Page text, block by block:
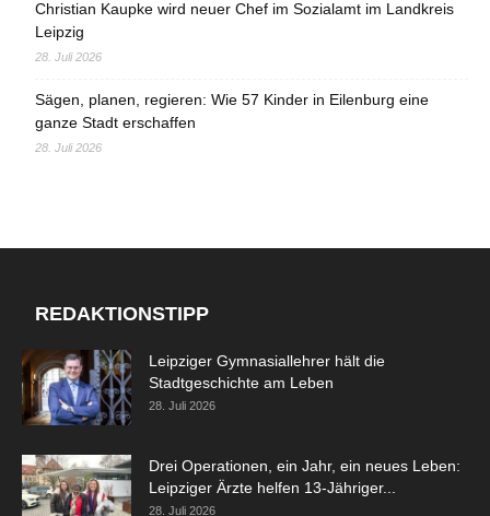
Christian Kaupke wird neuer Chef im Sozialamt im Landkreis
Leipzig
28. Juli 2026
Sägen, planen, regieren: Wie 57 Kinder in Eilenburg eine
ganze Stadt erschaffen
28. Juli 2026
REDAKTIONSTIPP
Leipziger Gymnasiallehrer hält die
Stadtgeschichte am Leben
28. Juli 2026
Drei Operationen, ein Jahr, ein neues Leben:
Leipziger Ärzte helfen 13-Jähriger...
28. Juli 2026